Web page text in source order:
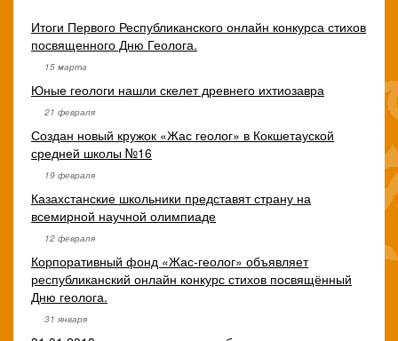
Итоги Первого Республиканского онлайн конкурса стихов
посвященного Дню Геолога.
15 марта
Юные геологи нашли скелет древнего ихтиозавра
21 февраля
Создан новый кружок «Жас геолог» в Кокшетауской
средней школы №16
19 февраля
Казахстанские школьники представят страну на
всемирной научной олимпиаде
12 февраля
Корпоративный фонд «Жас-геолог» объявляет
республиканский онлайн конкурс стихов посвящённый
Дню геолога.
31 января